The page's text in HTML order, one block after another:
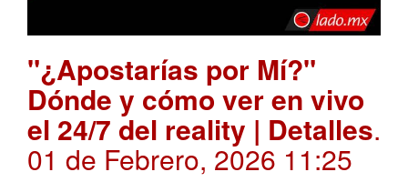
"¿Apostarías por Mí?"
Dónde y cómo ver en vivo
el 24/7 del reality | Detalles.
01 de Febrero, 2026 11:25